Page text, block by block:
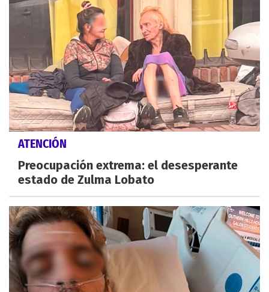
ATENCIÓN
Preocupación extrema: el desesperante
estado de Zulma Lobato